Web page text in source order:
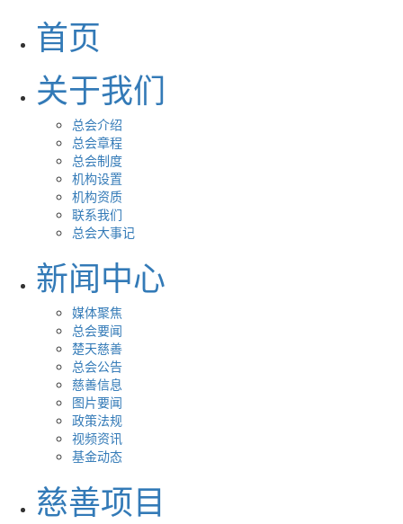
首页
关于我们
总会介绍
总会章程
总会制度
机构设置
机构资质
联系我们
总会大事记
新闻中心
媒体聚焦
总会要闻
楚天慈善
总会公告
慈善信息
图片要闻
政策法规
视频资讯
基金动态
慈善项目